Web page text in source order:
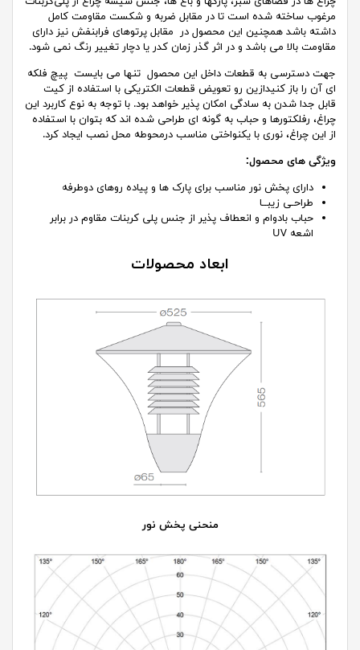
مرغوب ساخته شده است تا در مقابل ضربه و شکست مقاومت کامل
داشته باشد همچنین این محصول در مقابل پرتوهای فرابنفش نیز دارای
مقاومت بالا می باشد و در اثر گذر زمان کدر یا دچار تغییر رنگ نمی شود.
جهت دسترسی به قطعات داخل این محصول تنها می بایست پیچ فلکه
ای آن را باز کنیدازین رو تعویض قطعات الکتریکی با استفاده از کیت
قابل جدا شدن به سادگی امکان پذیر خواهد بود. با توجه به نوع کاربرد این
چراغ، رفلکتورها و حباب به گونه ای طراحی شده اند که بتوان با استفاده
از این چراغ، نوری با یکنواختی مناسب درمحوطه محل نصب ایجاد کرد.
ویژگی های محصول:
دارای پخش نور مناسب برای پارک ها و پیاده روهای دوطرفه
طراحـی زیبــا
حباب بادوام و انعطاف پذیر از جنس پلی کربنات مقاوم در برابر
اشعه UV
ابعاد محصولات
منحنی پخش نور